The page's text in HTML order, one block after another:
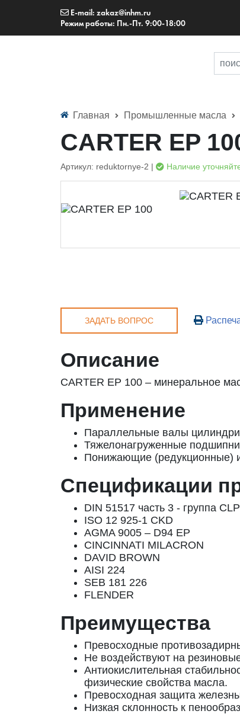
E-mail: zakaz@inhm.ru
Режим работы: Пн.-Пт. 9:00-18:00
Главная Промышленные масла
CARTER EP
Артикул: reduktornye-2 | Наличие
ЗАДАТЬ ВОПРОС
Описание
CARTER EP 100 – минеральное
Применение
Параллельные валы
Тяжелонагруженные
Понижающие (редукционные)
Спецификации
DIN 51517 часть 3 - группа CLP
ISO 12 925-1 CKD
AGMA 9005 – D94 EP
CINCINNATI MILACRON
DAVID BROWN
AISI 224
SEB 181 226
FLENDER
Преимущества
Превосходные
Не воздействуют на
Антиокислительная
физические свойства масла.
Превосходная защита
Низкая склонность к